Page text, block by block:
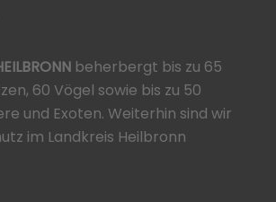
beherbergt bis zu 65
60 Vögel sowie bis zu 50
und Exoten. Weiterhin sind wir
im Landkreis Heilbronn